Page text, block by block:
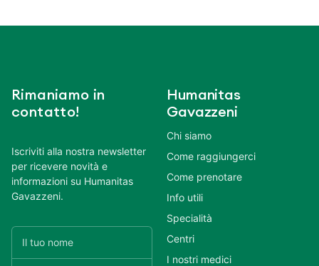
Rimaniamo in
contatto!
Iscriviti alla nostra newsletter
per ricevere novità e
informazioni su Humanitas
Gavazzeni.
Humanitas
Gavazzeni
Chi siamo
Come raggiungerci
Come prenotare
Info utili
Specialità
Centri
I nostri medici